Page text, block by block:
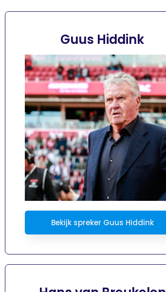
Guus Hiddink
Bekijk spreker Guus Hiddink